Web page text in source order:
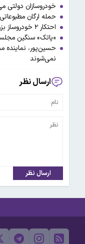
خودروسازان دولتی
حمله ارگان
‌احتکار ۲ خودروساز بزرگ کشور با هدف اخذ مجوز افزایش قیمت
«پاتک» سنگین
حسین‌پور،
نمی‌شوند
ارسال نظر
ارسال نظر